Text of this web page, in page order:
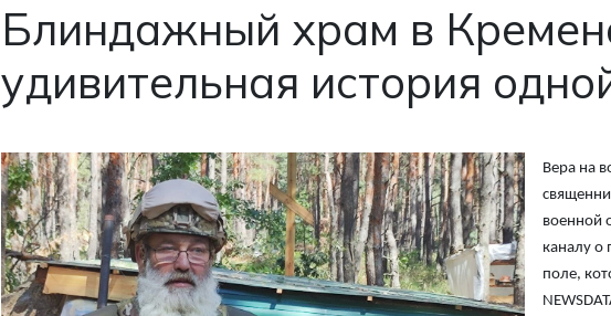
Блиндажный храм в
удивительная история
Вера на
военной
каналу о
поле,